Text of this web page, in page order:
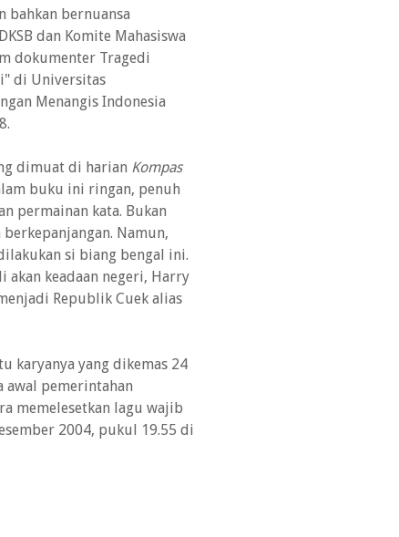
bahkan bernuansa
dan Komite Mahasiswa
dokumenter Tragedi
di Universitas
Menangis Indonesia
dimuat di harian Kompas
buku ini ringan, penuh
permainan kata. Bukan
Namun,
si biang bengal ini.
keadaan negeri, Harry
Republik Cuek alias
karyanya yang dikemas 24
awal pemerintahan
memelesetkan lagu wajib
2004, pukul 19.55 di